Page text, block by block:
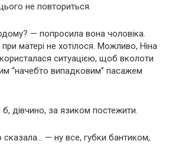
не повториться.
— попросила вона чоловіка.
матері не хотілося. Можливо, Ніна
ситуацією, щоб вколоти
“начебто випадковим” пасажем
дівчино, за язиком постежити.
— ну все, губки бантиком,